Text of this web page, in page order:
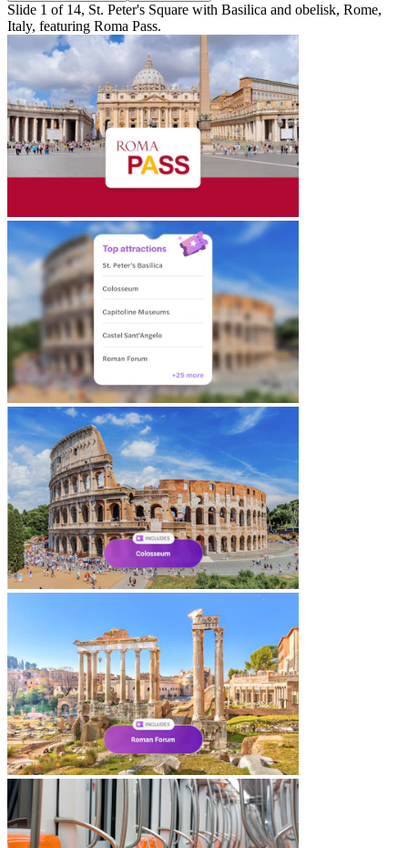
Slide 1 of 14, St. Peter's Square with Basilica and obelisk, Rome,
Italy, featuring Roma Pass.